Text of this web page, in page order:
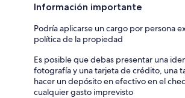
Información importante
Podría aplicarse un cargo por persona
política de la propiedad
Es posible que debas presentar una
fotografía y una tarjeta de crédito, una
hacer un depósito en efectivo en el
cualquier gasto imprevisto